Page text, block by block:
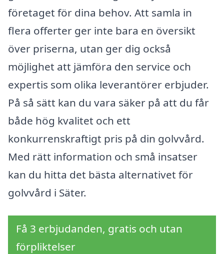
företaget för dina behov. Att samla in
flera offerter ger inte bara en översikt
över priserna, utan ger dig också
möjlighet att jämföra den service och
expertis som olika leverantörer erbjuder.
På så sätt kan du vara säker på att du får
både hög kvalitet och ett
konkurrenskraftigt pris på din golvvård.
Med rätt information och små insatser
kan du hitta det bästa alternativet för
golvvård i Säter.
Få 3 erbjudanden, gratis och utan
förpliktelser